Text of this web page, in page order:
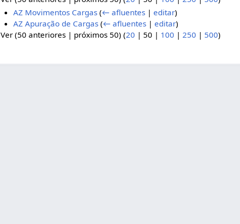
AZ Movimentos Cargas (← afluentes| editar)
AZ Apuração de Cargas (← afluentes| editar)
Ver (50 anteriores | próximos 50) (20 | 50 | 100 |250 | 500)